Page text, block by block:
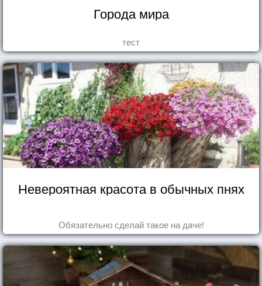
Города мира
тест
Невероятная красота в обычных пнях
Обязательно сделай такое на даче!